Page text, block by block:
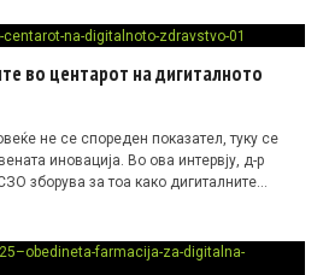
во центарот на дигиталното
не се спореден показател, туку се
иновација. Во ова интервју, д-р
зборува за тоа како дигиталните
здравствени системи.